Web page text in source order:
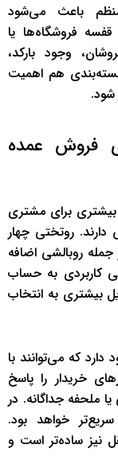
باعث می‌شود
قفسه فروشگاه‌ها یا
وجود بارکد،
هم اهمیت
شود.
فروش عمده
برای مشتری
روتختی چهار
روبالشی اضافه
کاربردی به حساب
بیشتری به انتخاب
که می‌توانند با
خریدار را پاسخ
ملحفه جداگانه. در
خواهد بود.
نیز ساده‌تر است و